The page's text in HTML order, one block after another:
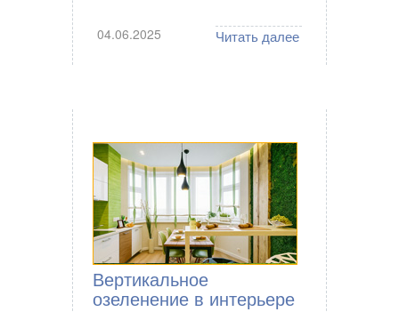
04.06.2025 Читать далее
Вертикальное
озеленение в интерьере